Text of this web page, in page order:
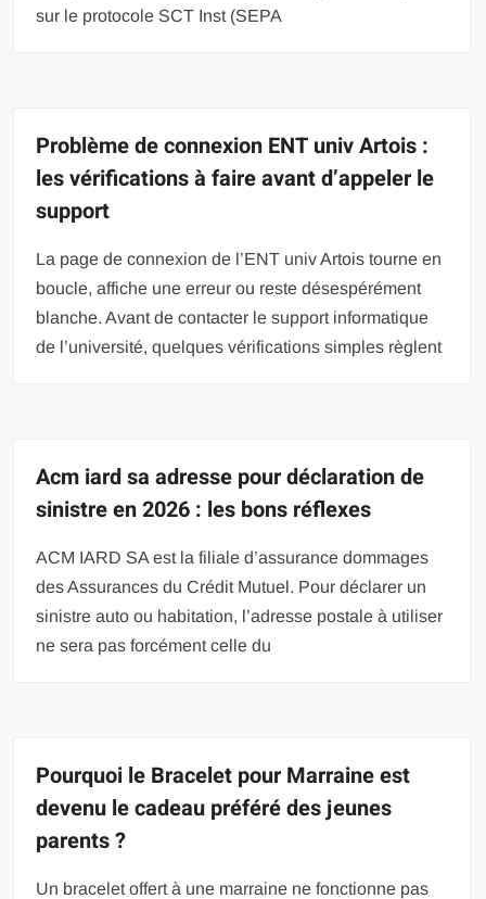
sur le protocole SCT Inst (SEPA
Problème de connexion ENT univ Artois :
les vérifications à faire avant d’appeler le
support
La page de connexion de l’ENT univ Artois tourne en
boucle, affiche une erreur ou reste désespérément
blanche. Avant de contacter le support informatique
de l’université, quelques vérifications simples règlent
Acm iard sa adresse pour déclaration de
sinistre en 2026 : les bons réflexes
ACM IARD SA est la filiale d’assurance dommages
des Assurances du Crédit Mutuel. Pour déclarer un
sinistre auto ou habitation, l’adresse postale à utiliser
ne sera pas forcément celle du
Pourquoi le Bracelet pour Marraine est
devenu le cadeau préféré des jeunes
parents ?
Un bracelet offert à une marraine ne fonctionne pas